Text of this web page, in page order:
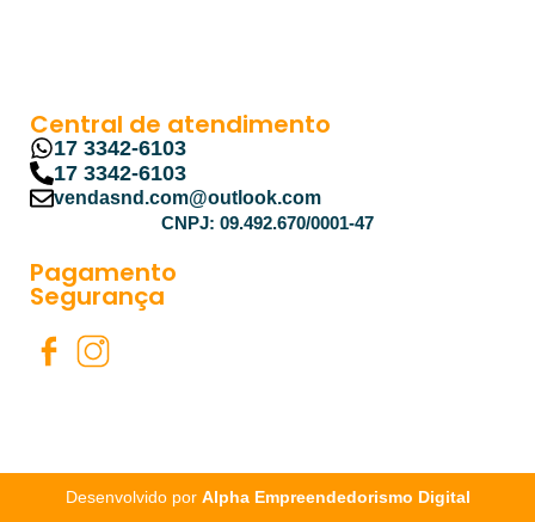
Central de atendimento
17 3342-6103
17 3342-6103
vendasnd.com@outlook.com
CNPJ: 09.492.670/0001-47
Pagamento
Segurança
Desenvolvido por Alpha Empreendedorismo Digital